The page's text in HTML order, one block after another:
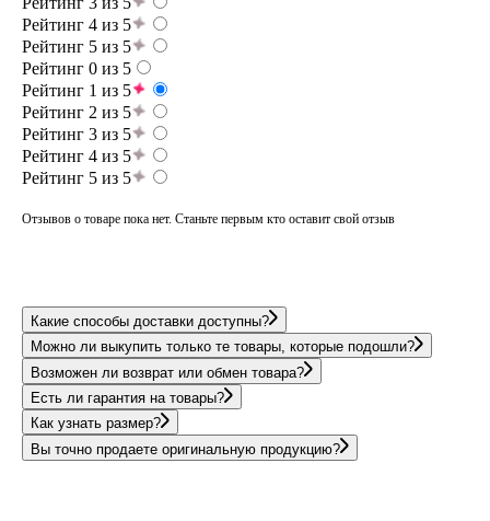
Рейтинг 4 из 5
Рейтинг 5 из 5
Рейтинг 0 из 5
Рейтинг 1 из 5
Рейтинг 2 из 5
Рейтинг 3 из 5
Рейтинг 4 из 5
Рейтинг 5 из 5
Отзывов о товаре пока нет. Станьте первым кто оставит свой отзыв
Какие способы доставки доступны?
Можно ли выкупить только те товары, которые подошли?
Возможен ли возврат или обмен товара?
Есть ли гарантия на товары?
Как узнать размер?
Вы точно продаете оригинальную продукцию?